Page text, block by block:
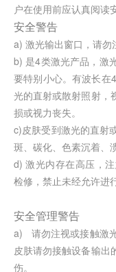
户在使用前应认真阅读
安全警告
a) 激光输出窗口，请勿
b) 是4类激光产品，激
要特别小心。有波长在
光的直射或散射照射，
损或视力丧失。
c)皮肤受到激光的直射
斑、碳化、色素沉着、
d) 激光内存在高压，
检修，禁止未经允许进
安全管理警告
a) 请勿注视或接触激
皮肤请勿接触设备输出
伤。